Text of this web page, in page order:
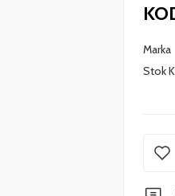
Marka
Stok